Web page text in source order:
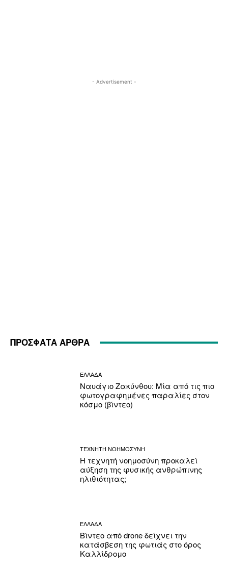
- Advertisement -
ΠΡΟΣΦΑΤΑ ΑΡΘΡΑ
ΕΛΛΑΔΑ
Ναυάγιο Ζακύνθου: Μία από τις πιο
φωτογραφημένες παραλίες στον
κόσμο (βίντεο)
ΤΕΧΝΗΤΗ ΝΟΗΜΟΣΥΝΗ
Η τεχνητή νοημοσύνη προκαλεί
αύξηση της φυσικής ανθρώπινης
ηλιθιότητας;
ΕΛΛΑΔΑ
Βίντεο από drone δείχνει την
κατάσβεση της φωτιάς στο όρος
Καλλίδρομο